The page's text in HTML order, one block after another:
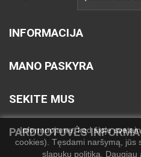
Informuojame, kad šioje
cookies). Tęsdami naršymą, jūs
slapukų politika. Daugiau
INFORMACIJA
MANO PASKYRA
SEKITE MUS
PARDUOTUVĖS